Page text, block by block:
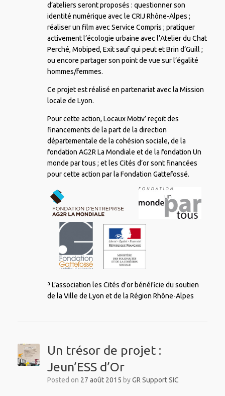
d’ateliers seront proposés : questionner son
identité numérique avec le CRIJ Rhône-Alpes ;
réaliser un film avec Service Compris ; pratiquer
activement l’écologie urbaine avec l’Atelier du Chat
Perché, Mobiped, Exit sauf qui peut et Brin d’Guill ;
ou encore partager son point de vue sur l’égalité
hommes/femmes.
Ce projet est réalisé en partenariat avec la Mission
locale de Lyon.
Pour cette action, Locaux Motiv’ reçoit des
financements de la part de la direction
départementale de la cohésion sociale, de la
fondation AG2R La Mondiale et de la fondation Un
monde par tous ; et les Cités d’or sont financées
pour cette action par la Fondation Gattefossé.
ª L’association les Cités d’or bénéficie du soutien
de la Ville de Lyon et de la Région Rhône-Alpes
Un trésor de projet :
Jeun’ESS d’Or
Posted on 27 août 2015 byGR Support SIC